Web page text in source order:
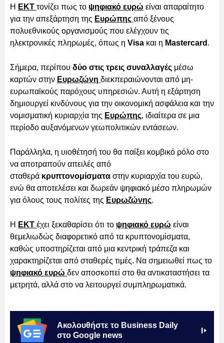
Η ΕΚΤ τονίζει πως το ψηφιακό ευρώ είναι απαραίτητο
για την απεξάρτηση της Ευρώπης από ξένους
πολυεθνικούς οργανισμούς που ελέγχουν τις
ηλεκτρονικές πληρωμές, όπως η Visa και η Mastercard .
Σήμερα, περίπου δύο στις τρεις συναλλαγές μέσω
καρτών στην Ευρωζώνη διεκπεραιώνονται από μη-
ευρωπαϊκούς παρόχους υπηρεσιών. Αυτή η εξάρτηση
δημιουργεί κινδύνους για την οικονομική ασφάλεια και την
νομισματική κυριαρχία της Ευρώπης, ιδιαίτερα σε μια
περίοδο αυξανόμενων γεωπολιτικών εντάσεων.
Παράλληλα, η υιοθέτησή του θα παίξει κομβικό ρόλο στο
να αποτραπούν απειλές από
σταθερά κρυπτονομίσματα στην κυριαρχία του ευρώ,
ενώ θα αποτελέσει και δωρεάν ψηφιακό μέσο πληρωμών
για όλους τους πολίτες της Ευρωζώνης.
Η ΕΚΤ έχει ξεκαθαρίσει ότι το ψηφιακό ευρώ είναι
θεμελιωδώς διαφορετικό από τα κρυπτονομίσματα,
καθώς υποστηρίζεται από μια κεντρική τράπεζα και
χαρακτηρίζεται από σταθερές τιμές. Να σημειωθεί πως το
ψηφιακό ευρώ δεν αποσκοπεί στο θα αντικαταστήσει τα
μετρητά, αλλά στο να λειτουργεί συμπληρωματικά.
Ακολουθήστε το Business Daily
στο Google news